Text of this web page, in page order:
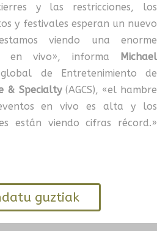
y las restricciones, los
y festivales esperan un nuevo
viendo una enorme
en vivo», informa
Michael
de Entretenimiento de
& Specialty(AGCS), «el hambre
en vivo es alta y los
están viendo cifras récord.»
guztiak